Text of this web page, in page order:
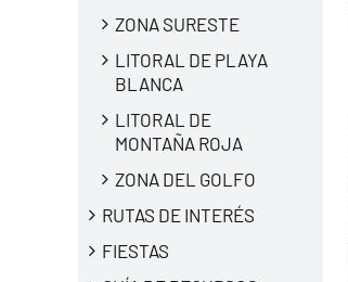
ZONA SURESTE
LITORAL DE PLAYA
BLANCA
LITORAL DE
MONTAÑA ROJA
ZONA DEL GOLFO
RUTAS DE INTERÉS
FIESTAS